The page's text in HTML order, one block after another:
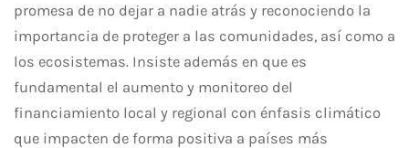
promesa de no dejar a nadie atrás y reconociendo la
importancia de proteger a las comunidades, así como a
los ecosistemas. Insiste además en que es
fundamental el aumento y monitoreo del
financiamiento local y regional con énfasis climático
que impacten de forma positiva a países más